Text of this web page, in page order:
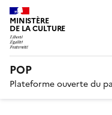
MINISTÈRE
DE LA CULTURE
POP
Plateforme ouverte du